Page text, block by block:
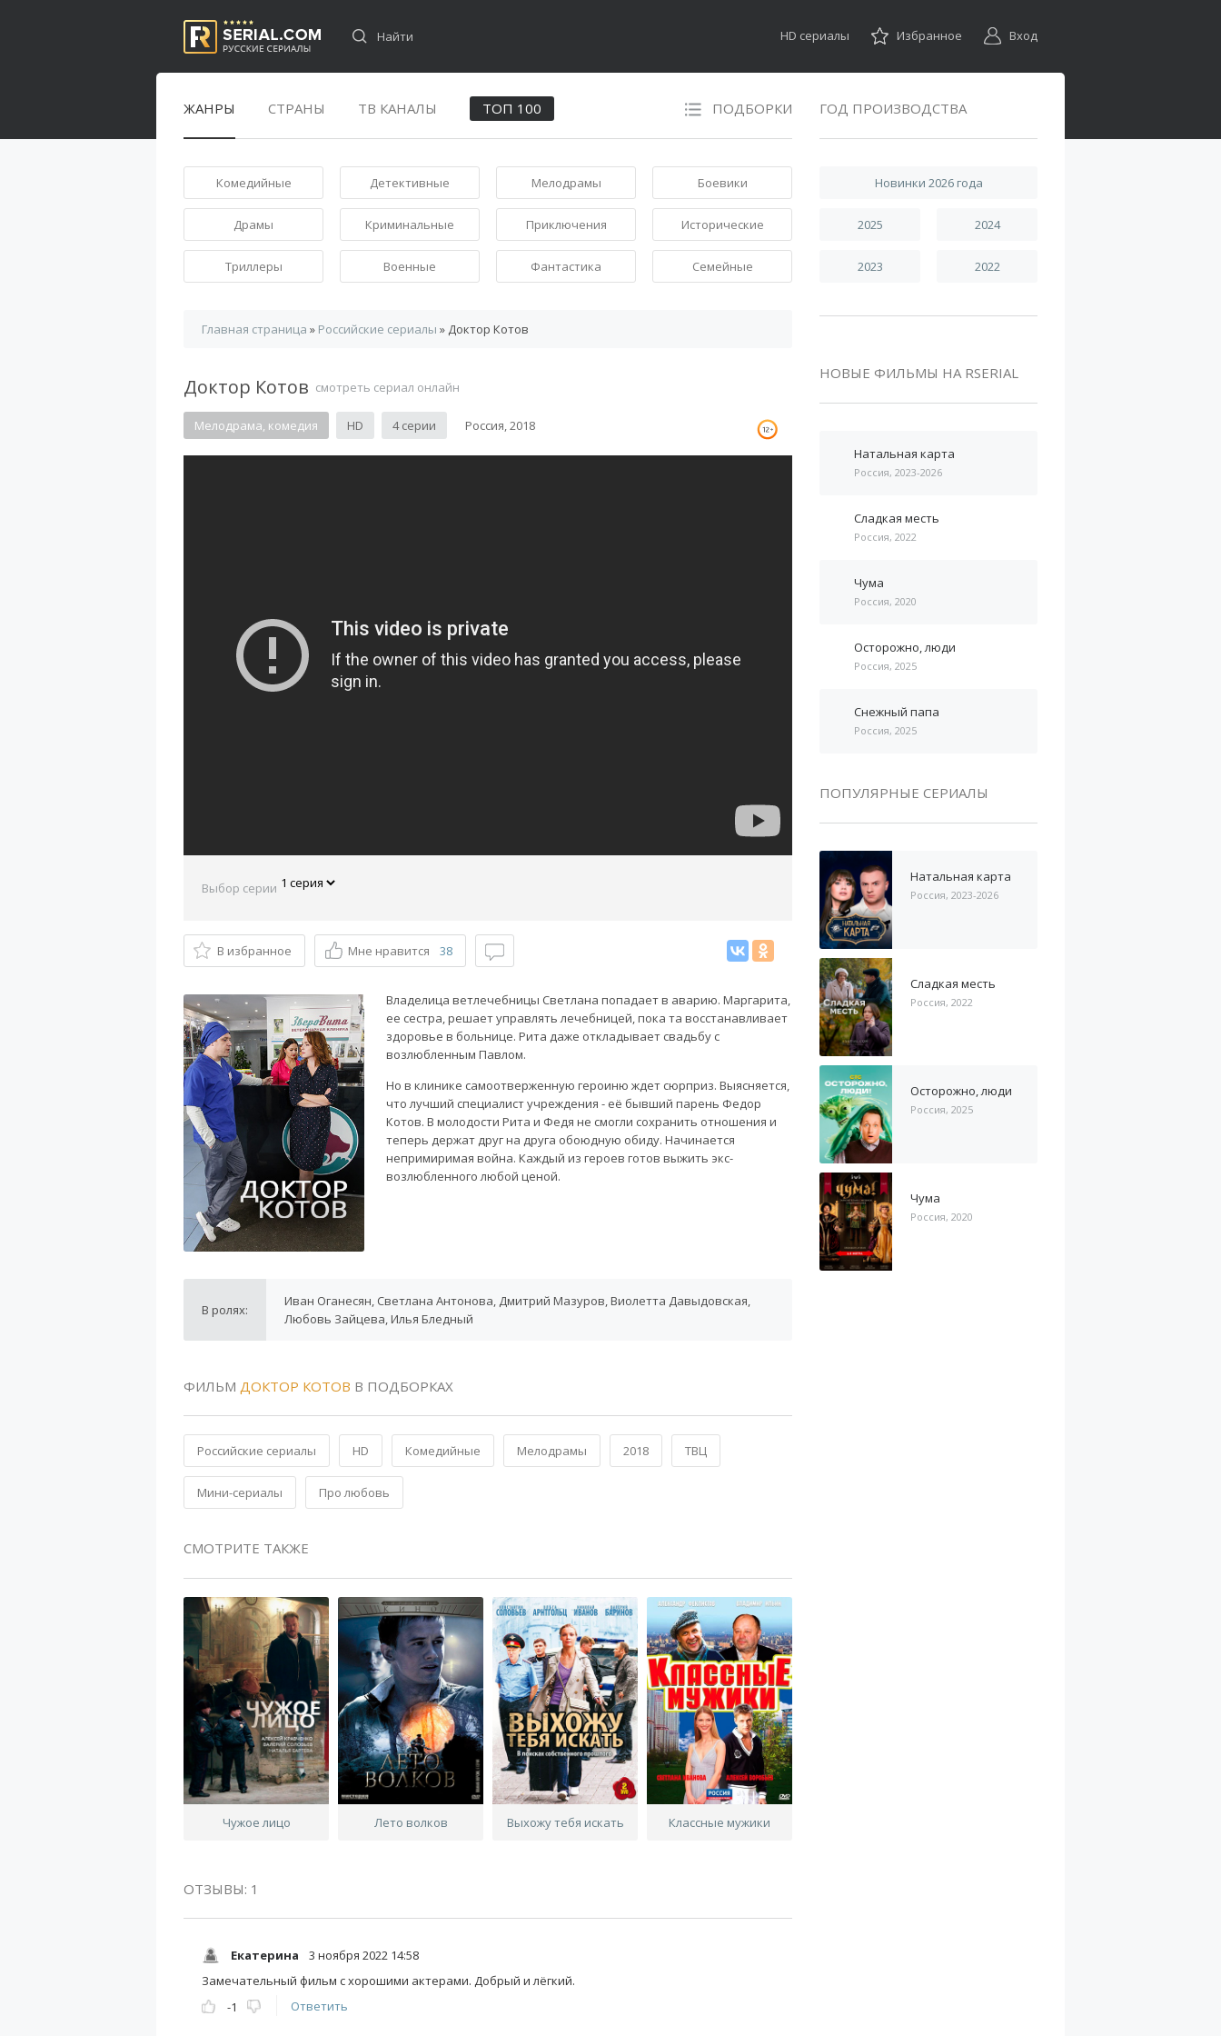
HD сериалы Избранное Вход
ЖАНРЫ СТРАНЫ ТВ КАНАЛЫ ПОДБОРКИ
ТОП 100
Комедийные Детективные Мелодрамы Боевики
Драмы Криминальные Приключения Исторические
Триллеры Военные Фантастика Семейные
Главная страница » Российские сериалы » Доктор Котов
Доктор Котов смотреть сериал онлайн
Мелодрама, комедия HD 4 серии Россия, 2018
Выбор серии
В избранное Мне нравится 38
Владелица ветлечебницы Светлана попадает в аварию. Маргарита,
ее сестра, решает управлять лечебницей, пока та восстанавливает
здоровье в больнице. Рита даже откладывает свадьбу с
возлюбленным Павлом.
Но в клинике самоотверженную героиню ждет сюрприз. Выясняется,
что лучший специалист учреждения - её бывший парень Федор
Котов. В молодости Рита и Федя не смогли сохранить отношения и
теперь держат друг на друга обоюдную обиду. Начинается
непримиримая война. Каждый из героев готов выжить экс-
возлюбленного любой ценой.
В ролях:
Иван Оганесян, Светлана Антонова, Дмитрий Мазуров, Виолетта Давыдовская,
Любовь Зайцева, Илья Бледный
ФИЛЬМ ДОКТОР КОТОВ В ПОДБОРКАХ
Российские сериалы HD Комедийные Мелодрамы 2018 ТВЦ
Мини-сериалы Про любовь
СМОТРИТЕ ТАКЖЕ
Чужое лицо Лето волков Выхожу тебя искать Классные мужики
ОТЗЫВЫ: 1
Екатерина
3 ноября 2022 14:58
Замечательный фильм с хорошими актерами. Добрый и лёгкий.
-1
Ответить
ГОД ПРОИЗВОДСТВА
Новинки 2026 года
2025 2024
2023 2022
НОВЫЕ ФИЛЬМЫ НА RSERIAL
Натальная карта
Россия, 2023-2026
Сладкая месть
Россия, 2022
Чума
Россия, 2020
Осторожно, люди
Россия, 2025
Снежный папа
Россия, 2025
ПОПУЛЯРНЫЕ СЕРИАЛЫ
Натальная карта
Россия, 2023-2026
Сладкая месть
Россия, 2022
Осторожно, люди
Россия, 2025
Чума
Россия, 2020